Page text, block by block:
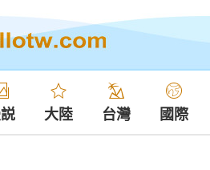
大陸 台灣 國際